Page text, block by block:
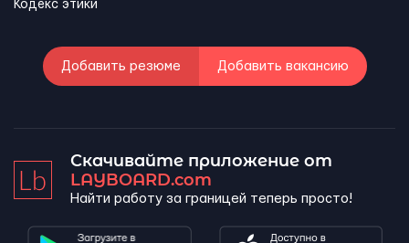
Кодекс этики
Добавить резюме Добавить вакансию
Скачивайте приложение от
LAYBOARD.com
Найти работу за границей теперь просто!